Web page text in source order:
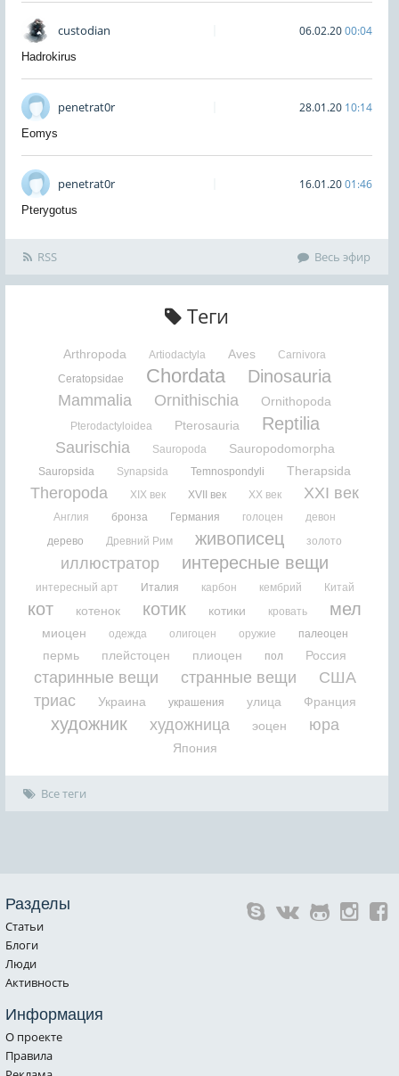
custodian 06.02.2000:04
Hadrokirus
penetrat0r 28.01.20 10:14
Eomys
penetrat0r 16.01.2001:46
Pterygotus
RSS Весь эфир
Теги
Arthropoda Artiodactyla Aves
Carnivora
Ceratopsidae
Chordata Dinosauria
Mammalia Ornithischia Ornithopoda
Pterodactyloidea Pterosauria Reptilia
Saurischia Sauropoda Sauropodomorpha
Sauropsida Synapsida Temnospondyli Therapsida
Theropoda XIX век XVII век XX век XXI век
Англия бронза Германия голоцен
девон
дерево
Древний Рим живописец золото
иллюстратор интересные вещи
интересный арт Италия карбон кембрий Китай
кот котенок котик котики кровать мел
миоцен одежда олигоцен оружие палеоцен
пермь плейстоцен плиоцен пол Россия
старинные вещи странные вещи
США
триас
Украина украшения улица Франция
художник художница эоцен юра
Япония
Все теги
Разделы
Статьи
Блоги
Люди
Активность
Информация
О проекте
Правила